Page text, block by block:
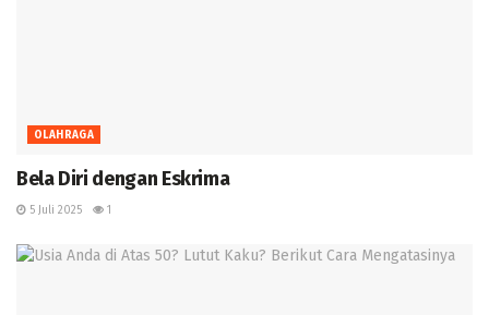
OLAHRAGA
Bela Diri dengan Eskrima
5 Juli 2025 1